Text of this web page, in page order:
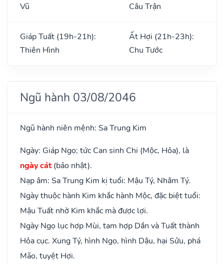
Vũ
Câu Trận
Giáp Tuất (19h-21h):
Thiên Hình
Ất Hợi (21h-23h):
Chu Tước
Ngũ hành 03/08/2046
Ngũ hành niên mệnh: Sa Trung Kim
Ngày: Giáp Ngọ; tức Can sinh Chi (Mộc, Hỏa), là
ngày cát(bảo nhật).
Nạp âm: Sa Trung Kim kị tuổi: Mậu Tý, Nhâm Tý.
Ngày thuộc hành Kim khắc hành Mộc, đặc biệt tuổi:
Mậu Tuất nhờ Kim khắc mà được lợi.
Ngày Ngọ lục hợp Mùi, tam hợp Dần và Tuất thành
Hỏa cục. Xung Tý, hình Ngọ, hình Dậu, hại Sửu, phá
Mão, tuyệt Hợi.